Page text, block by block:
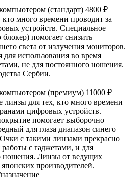
(стандарт) 4800 ₽
много времени проводит за
устройств. Специальное
помогает снизить
света от излучения мониторов.
для использования во время
не для постоянного ношения.
Сербии.
(премиум) 11000 ₽
линзы для тех, кто много времени
цифровых устройств.
помогает выборочно
для глаза диапазон синего
Очки с такими линзами прекрасно
работы с гаджетами, и для
ношения. Линзы от ведущих
производителей.